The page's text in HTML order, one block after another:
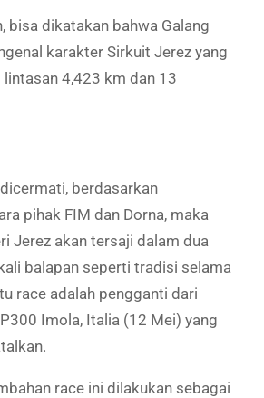
bisa dikatakan bahwa Galang
karakter Sirkuit Jerez yang
4,423 km dan 13
berdasarkan
pihak FIM dan Dorna, maka
Jerez akan tersaji dalam dua
balapan seperti tradisi selama
race adalah pengganti dari
Imola, Italia (12 Mei) yang
race ini dilakukan sebagai